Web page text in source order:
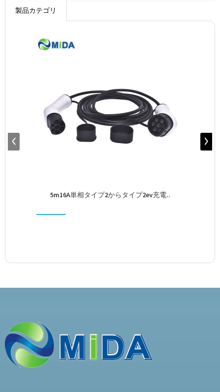
製品カテゴリ
5m16A単相タイプ2からタイプ2ev充電..